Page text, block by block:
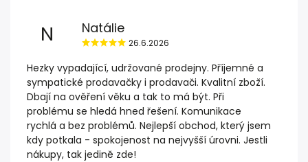
N Natálie
26.6.2026
Hezky vypadající, udržované prodejny. Příjemné a
sympatické prodavačky i prodavači. Kvalitní zboží.
Dbají na ověření věku a tak to má být. Při
problému se hledá hned řešení. Komunikace
rychlá a bez problémů. Nejlepší obchod, který jsem
kdy potkala - spokojenost na nejvyšší úrovni. Jestli
nákupy, tak jedině zde!